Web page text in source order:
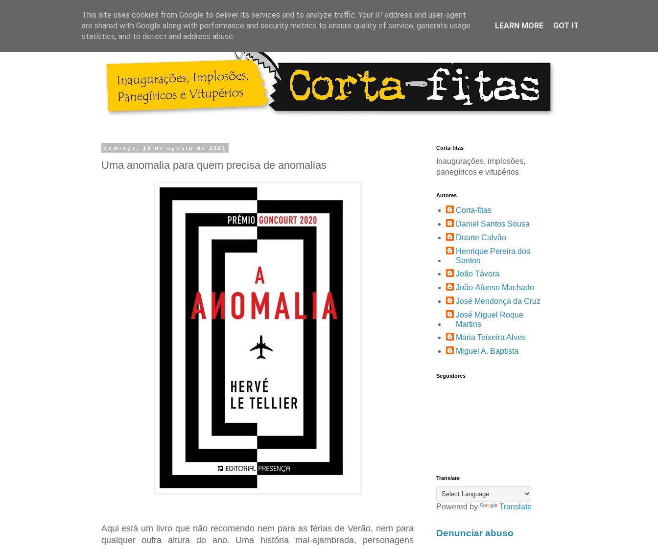
domingo, 15 de agosto de 2021
Uma anomalia para quem precisa de anomalias
Aqui está um livro que não recomendo nem para as férias de Verão, nem para
qualquer outra altura do ano. Uma história mal-ajambrada, personagens
Corta-fitas
Inaugurações, implosões,
panegíricos e vitupérios
Autores
Corta-fitas
Daniel Santos Sousa
Duarte Calvão
Henrique Pereira dos
Santos
João Távora
João-Afonso Machado
José Mendonça da Cruz
José Miguel Roque
Martins
Maria Teixeira Alves
Miguel A. Baptista
Seguidores
Translate
Powered by Translate
Denunciar abuso
This site uses cookies from Google to deliver its services and to analyze traffic. Your IP address and user-agent
are shared with Google along with performance and security metrics to ensure quality of service, generate usage
statistics, and to detect and address abuse.
LEARN MORE GOT IT